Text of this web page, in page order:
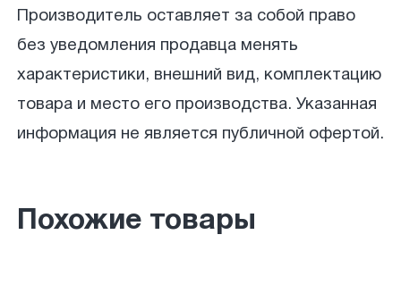
Производитель оставляет за собой право
без уведомления продавца менять
характеристики, внешний вид, комплектацию
товара и место его производства. Указанная
информация не является публичной офертой.
Похожие товары